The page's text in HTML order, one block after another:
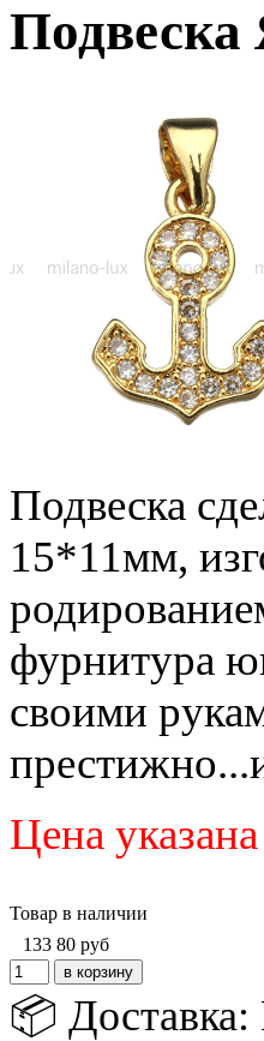
Подвеска
Подвеска
15*11мм,
фурнитура
своими
Цена
Товар в наличии
133 80 руб
📦